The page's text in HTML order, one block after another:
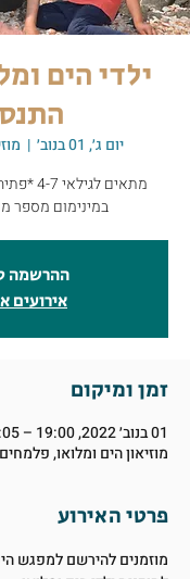
ילדי הים
יום ג׳, 01 בנוב׳
  |
מתאים
במינימום מספר
ההרשמה
אירועים
זמן ומיקום
01 בנוב׳ 2022, 19:00 – 19:05
מוזיאון הים ומלואו, פלמחים
פרטי האירוע
מוזמנים להירשם למפגש